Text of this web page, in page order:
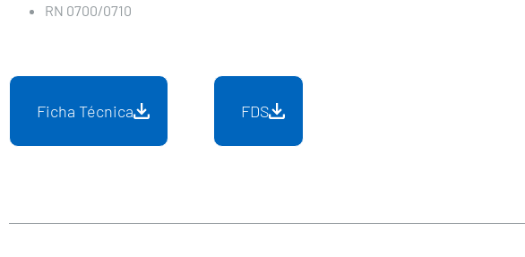
RN 0700/0710
Ficha Técnica FDS